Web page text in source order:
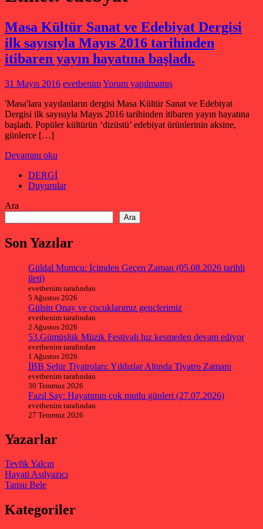
Masa Kültür Sanat ve Edebiyat Dergisi
ilk sayısıyla Mayıs 2016 tarihinden
itibaren yayın hayatına başladı.
31 Mayıs 2016 evetbenimYorum yapılmamış
'Masa'lara yayılanların dergisi Masa Kültür Sanat ve Edebiyat
Dergisi ilk sayısıyla Mayıs 2016 tarihinden itibaren yayın hayatına
başladı. Popüler kültürün ‘dizüstü’ edebiyat ürünlerinin aksine,
günlerce […]
Devamını oku
DERGİ
Duyurular
Ara
Ara
Son Yazılar
Güldal Mumcu: İçimden Geçen Zaman (05.08.2026 tarihli
ileti)
evetbenim tarafından
5 Ağustos 2026
Gülsin Onay ve çocuklarımız gençlerimiz
evetbenim tarafından
2 Ağustos 2026
53.Gümüşlük Müzik Festivali hız kesmeden devam ediyor
evetbenim tarafından
1 Ağustos 2026
İBB Şehir Tiyatroları: Yıldızlar Altında Tiyatro Zamanı
evetbenim tarafından
30 Temmuz 2026
Fazıl Say: Hayatımın çok mutlu günleri (27.07.2026)
evetbenim tarafından
27 Temmuz 2026
Yazarlar
Tevfik Yalçın
Hayati Asılyazıcı
Tansu Bele
Kategoriler